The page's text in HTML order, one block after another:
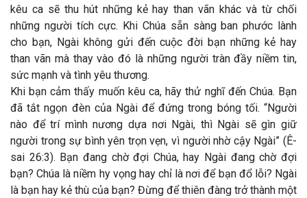
kêu ca sẽ thu hút những kẻ hay than vãn khác và từ chối
những người tích cực. Khi Chúa sẵn sàng ban phước lành
cho bạn, Ngài không gửi đến cuộc đời bạn những kẻ hay
than vãn mà thay vào đó là những người tràn đầy niềm tin,
sức mạnh và tình yêu thương.
Khi bạn cảm thấy muốn kêu ca, hãy thử nghĩ đến Chúa. Bạn
đã tắt ngọn đèn của Ngài để đứng trong bóng tối. “Người
nào để trí mình nương dựa nơi Ngài, thì Ngài sẽ gìn giữ
người trong sự bình yên trọn vẹn, vì người nhờ cậy Ngài” (Ê-
sai 26:3). Bạn đang chờ đợi Chúa, hay Ngài đang chờ đợi
bạn? Chúa là niềm hy vọng hay chỉ là nơi để bạn đổ lỗi? Ngài
là bạn hay kẻ thù của bạn? Đừng để thiên đàng trở thành một